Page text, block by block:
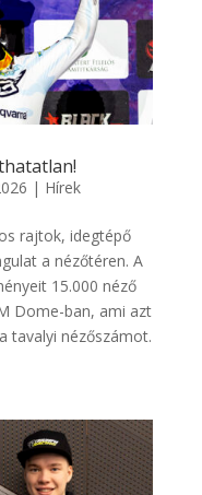
| Hírek
rajtok, idegtépő
a nézőtéren. A
15.000 néző
Dome-ban, ami azt
tavalyi nézőszámot.